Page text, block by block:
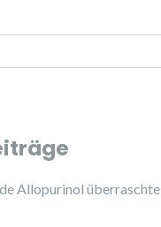
Allopurinol überraschte